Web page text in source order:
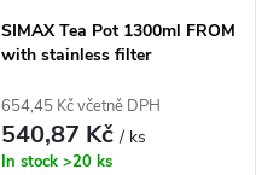
SIMAX Tea Pot 1300ml FROM
with stainless filter
654,45 Kč včetně DPH
540,87 Kč/ ks
In stock >20 ks